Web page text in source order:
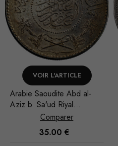
VOIR L'ARTICLE
Arabie Saoudite Abd al-
Aziz b. Sa'ud Riyal
1948/AH 1367
Comparer
35.00 €